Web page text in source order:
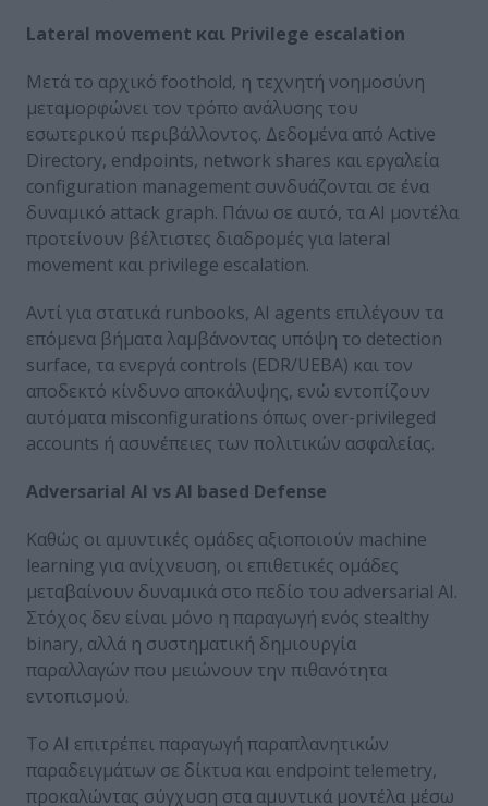
Lateral movement και Privilege escalation
Μετά το αρχικό foothold, η τεχνητή νοημοσύνη
μεταμορφώνει τον τρόπο ανάλυσης του
εσωτερικού περιβάλλοντος. Δεδομένα από Active
Directory, endpoints, network shares και εργαλεία
configuration management συνδυάζονται σε ένα
δυναμικό attack graph. Πάνω σε αυτό, τα AI μοντέλα
προτείνουν βέλτιστες διαδρομές για lateral
movement και privilege escalation.
Αντί για στατικά runbooks, AI agents επιλέγουν τα
επόμενα βήματα λαμβάνοντας υπόψη το detection
surface, τα ενεργά controls (EDR/UEBA) και τον
αποδεκτό κίνδυνο αποκάλυψης, ενώ εντοπίζουν
αυτόματα misconfigurations όπως over-privileged
accounts ή ασυνέπειες των πολιτικών ασφαλείας.
Adversarial AI vs AI based Defense
Καθώς οι αμυντικές ομάδες αξιοποιούν machine
learning για ανίχνευση, οι επιθετικές ομάδες
μεταβαίνουν δυναμικά στο πεδίο του adversarial AI.
Στόχος δεν είναι μόνο η παραγωγή ενός stealthy
binary, αλλά η συστηματική δημιουργία
παραλλαγών που μειώνουν την πιθανότητα
εντοπισμού.
Το AI επιτρέπει παραγωγή παραπλανητικών
παραδειγμάτων σε δίκτυα και endpoint telemetry,
προκαλώντας σύγχυση στα αμυντικά μοντέλα μέσω